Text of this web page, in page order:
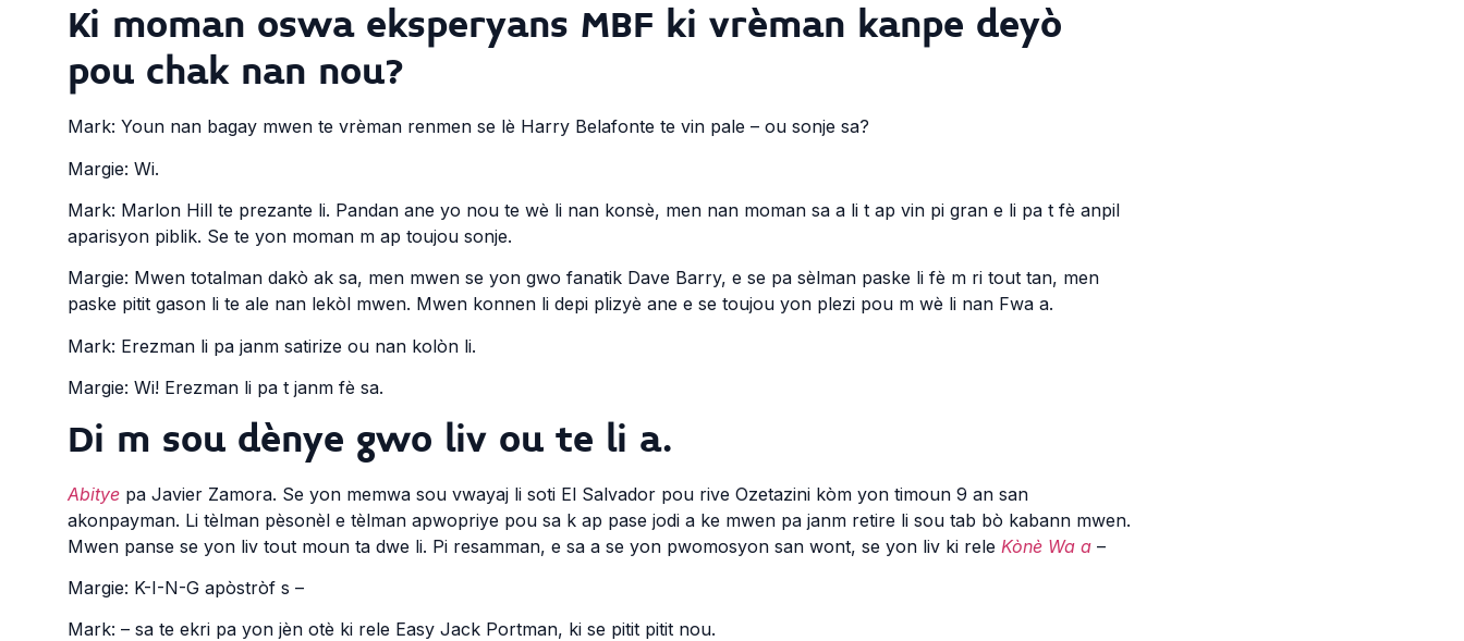
Ki moman oswa eksperyans MBF ki vrèman kanpe deyò
pou chak nan nou?
Mark: Youn nan bagay mwen te vrèman renmen se lè Harry Belafonte te vin pale – ou sonje sa?
Margie: Wi.
Mark: Marlon Hill te prezante li. Pandan ane yo nou te wè li nan konsè, men nan moman sa a li t ap vin pi gran e li pa t fè anpil
aparisyon piblik. Se te yon moman m ap toujou sonje.
Margie: Mwen totalman dakò ak sa, men mwen se yon gwo fanatik Dave Barry, e se pa sèlman paske li fè m ri tout tan, men
paske pitit gason li te ale nan lekòl mwen. Mwen konnen li depi plizyè ane e se toujou yon plezi pou m wè li nan Fwa a.
Mark: Erezman li pa janm satirize ou nan kolòn li.
Margie: Wi! Erezman li pa t janm fè sa.
Di m sou dènye gwo liv ou te li a.
Abitye pa Javier Zamora. Se yon memwa sou vwayaj li soti El Salvador pou rive Ozetazini kòm yon timoun 9 an san
akonpayman. Li tèlman pèsonèl e tèlman apwopriye pou sa k ap pase jodi a ke mwen pa janm retire li sou tab bò kabann mwen.
Mwen panse se yon liv tout moun ta dwe li. Pi resamman, e sa a se yon pwomosyon san wont, se yon liv ki rele Kònè Wa a –
Margie: K-I-N-G apòstròf s –
Mark: – sa te ekri pa yon jèn otè ki rele Easy Jack Portman, ki se pitit pitit nou.